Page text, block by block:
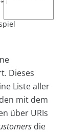
Dieses
Liste aller
mit dem
über URIs
die